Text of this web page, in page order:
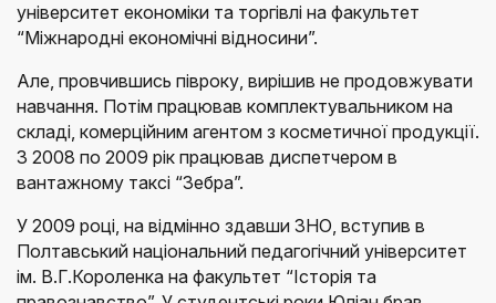
університет економіки та торгівлі на факультет
“Міжнародні економічні відносини”.
Але, провчившись півроку, вирішив не продовжувати
навчання. Потім працював комплектувальником на
складі, комерційним агентом з косметичної продукції.
З 2008 по 2009 рік працював диспетчером в
вантажному таксі “Зебра”.
У 2009 році, на відмінно здавши ЗНО, вступив в
Полтавський національний педагогічний університет
ім. В.Г.Короленка на факультет “Історія та